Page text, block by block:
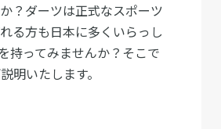
？ダーツは正式なスポーツ
る方も日本に多くいらっし
持ってみませんか？そこで
明いたします。